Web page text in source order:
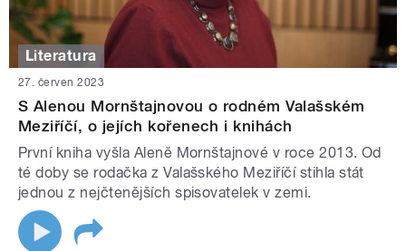
Literatura
27. červen 2023
S Alenou Mornštajnovou o rodném Valašském
Meziříčí, o jejích kořenech i knihách
První kniha vyšla Aleně Mornštajnové v roce 2013. Od
té doby se rodačka z Valašského Meziříčí stihla stát
jednou z nejčtenějších spisovatelek v zemi.